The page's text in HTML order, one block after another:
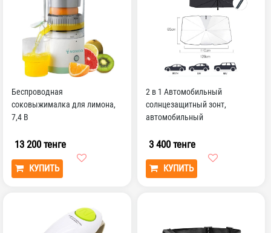
Беспроводная
соковыжималка для лимона,
7,4 В
13 200 тенге
КУПИТЬ
2 в 1 Автомобильный
солнцезащитный зонт,
автомобильный
летняя интер...
3 400 тенге
КУПИТЬ